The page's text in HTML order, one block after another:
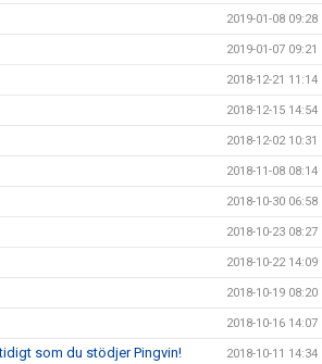
2019-01-08 09:28
2019-01-07 09:21
2018-12-21 11:14
2018-12-15 14:54
2018-12-02 10:31
2018-11-08 08:14
2018-10-30 06:58
2018-10-23 08:27
2018-10-22 14:09
2018-10-19 08:20
2018-10-16 14:07
som du stödjer Pingvin! 2018-10-11 14:34